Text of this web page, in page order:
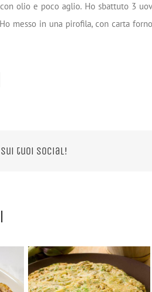
olio e poco aglio. Ho sbattuto 3
messo in una pirofila, con carta
tuoi Social!